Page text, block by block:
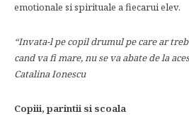
emotionale si spirituale a fiecarui elev.
“Invata-l pe copil drumul pe care ar
cand va fi mare, nu se va abate de la
Catalina Ionescu
Copiii, parintii si scoala